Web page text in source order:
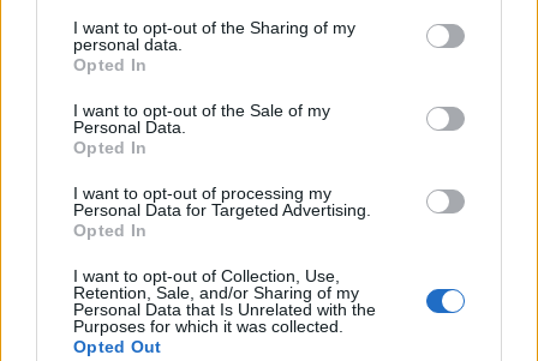
not limited to your visit or usage behaviour. You may click to
grant or deny consent to Google and its third-party tags to
use your data for below specified purposes in below Google
consent section.
I want to opt-out of the Sharing of my
personal data.
Opted In
I want to opt-out of the Sale of my
Personal Data.
Opted In
I want to opt-out of processing my
Personal Data for Targeted Advertising.
Opted In
I want to opt-out of Collection, Use,
Retention, Sale, and/or Sharing of my
Personal Data that Is Unrelated with the
Purposes for which it was collected.
Opted Out